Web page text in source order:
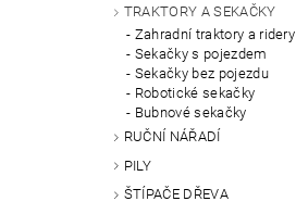
TRAKTORY A SEKAČKY
Zahradní traktory a ridery
Sekačky s pojezdem
Sekačky bez pojezdu
Robotické sekačky
Bubnové sekačky
RUČNÍ NÁŘADÍ
PILY
ŠTÍPAČE DŘEVA